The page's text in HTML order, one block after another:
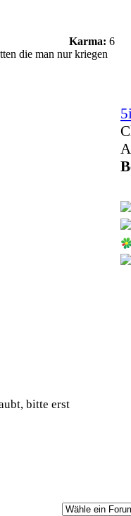
Karma: 6
die man nur kriegen
bitte erst